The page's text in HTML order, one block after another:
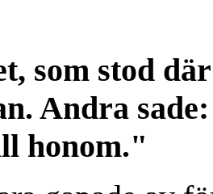
som stod
Andra
honom."